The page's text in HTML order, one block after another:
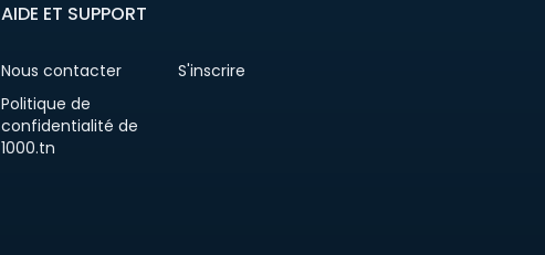
AIDE ET SUPPORT
Nous contacter
S'inscrire
Politique de
confidentialité de
1000.tn